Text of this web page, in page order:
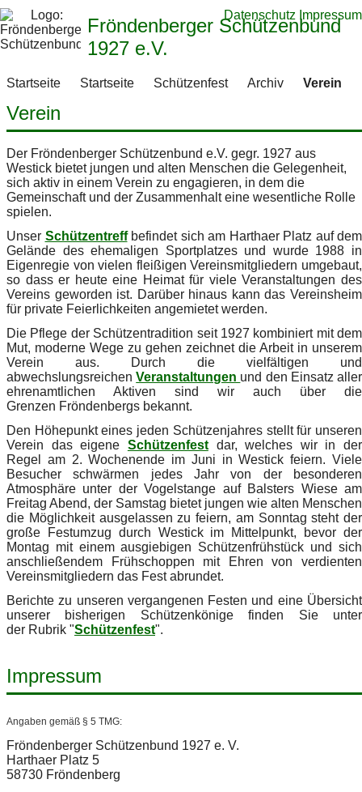
Fröndenberger Schützenbund
1927 e.V.
Datenschutz Impressum
Startseite Startseite Schützenfest Archiv Verein
Verein
Der Fröndenberger Schützenbund e.V. gegr. 1927 aus
Westick bietet jungen und alten Menschen die Gelegenheit,
sich aktiv in einem Verein zu engagieren, in dem die
Gemeinschaft und der Zusammenhalt eine wesentliche Rolle
spielen.
Unser Schützentreffbefindet sich am Harthaer Platz auf dem
Gelände des ehemaligen Sportplatzes und wurde 1988 in
Eigenregie von vielen fleißigen Vereinsmitgliedern umgebaut,
so dass er heute eine Heimat für viele Veranstaltungen des
Vereins geworden ist. Darüber hinaus kann das Vereinsheim
für private Feierlichkeiten angemietet werden.
Die Pflege der Schützentradition seit 1927 kombiniert mit dem
Mut, moderne Wege zu gehen zeichnet die Arbeit in unserem
Verein aus. Durch die vielfältigen und
abwechslungsreichenVeranstaltungen und den Einsatz aller
ehrenamtlichen Aktiven sind wir auch über die
Grenzen Fröndenbergs bekannt.
Den Höhepunkt eines jeden Schützenjahres stellt für unseren
Verein das eigene Schützenfestdar, welches wir in der
Regel am 2. Wochenende im Juni in Westick feiern. Viele
Besucher schwärmen jedes Jahr von der besonderen
Atmosphäre unter der Vogelstange auf Balsters Wiese am
Freitag Abend, der Samstag bietet jungen wie alten Menschen
die Möglichkeit ausgelassen zu feiern, am Sonntag steht der
große Festumzug durch Westick im Mittelpunkt, bevor der
Montag mit einem ausgiebigen Schützenfrühstück und sich
anschließendem Frühschoppen mit Ehren von verdienten
Vereinsmitgliedern das Fest abrundet.
Berichte zu unseren vergangenen Festen und eine Übersicht
unserer bisherigen Schützenkönige finden Sie unter
der Rubrik "Schützenfest".
Impressum
Angaben gemäß § 5 TMG:
Fröndenberger Schützenbund 1927 e. V.
Harthaer Platz 5
58730 Fröndenberg